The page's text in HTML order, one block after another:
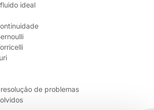
ideal
de problemas